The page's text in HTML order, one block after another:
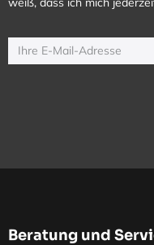
Beratung und